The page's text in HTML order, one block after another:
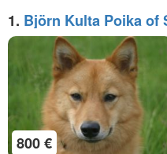
1. Björn Kulta Poika of
800 €